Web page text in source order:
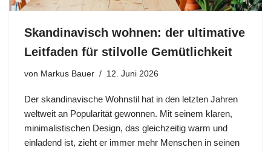
Skandinavisch wohnen: der ultimative
Leitfaden für stilvolle Gemütlichkeit
von Markus Bauer 12. Juni 2026
Der skandinavische Wohnstil hat in den letzten Jahren
weltweit an Popularität gewonnen. Mit seinem klaren,
minimalistischen Design, das gleichzeitig warm und
einladend ist, zieht er immer mehr Menschen in seinen